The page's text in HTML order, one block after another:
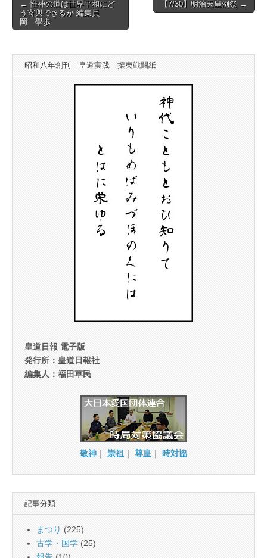
Post
navigation
← 惟神の道は世界平和にど
う寄與できるか 編集員
岡 學歩
【7/30】明治天皇例祭 →
昭和八年創刊 皇道実践 攘夷戦闘紙
皇道日報 電子版
発行所：皇道日報社
編集人：福田草民
敬神 ｜ 崇祖 ｜ 尊皇 ｜ 時対協
記事分類
まつり (225)
古学・国学 (25)